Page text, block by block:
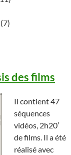
des films
Il contient 47
séquences
vidéos, 2h20′
de films. Il a été
réalisé avec